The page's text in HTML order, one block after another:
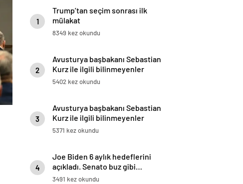
1
Trump’tan seçim sonrası ilk
mülakat
8349 kez okundu
2
Avusturya başbakanı Sebastian
Kurz ile ilgili bilinmeyenler
5402 kez okundu
3
Avusturya başbakanı Sebastian
Kurz ile ilgili bilinmeyenler
5371 kez okundu
4
Joe Biden 6 aylık hedeflerini
açıkladı. Senato buz gibi…
3491 kez okundu